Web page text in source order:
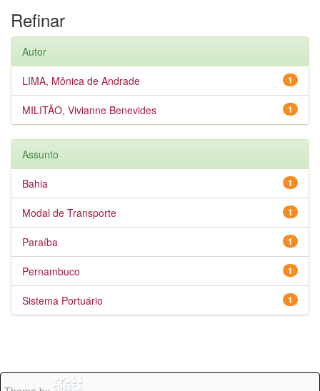
Refinar
Autor
1
LIMA, Mônica de Andrade
1
MILITÃO, Vivianne Benevides
Assunto
1
Bahia
1
Modal de Transporte
1
Paraíba
1
Pernambuco
1
Sistema Portuário